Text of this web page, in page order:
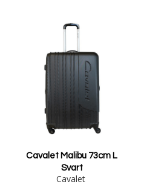
Cavalet Malibu 73cm L
Svart
Cavalet